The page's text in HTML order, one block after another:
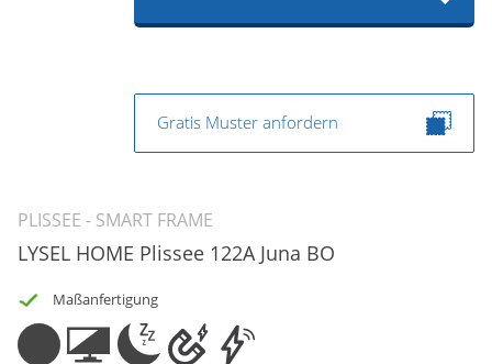
PLISSEE - SMART FRAME
LYSEL HOME Plissee 122A Juna BO
Maßanfertigung
Gratis Muster anfordern